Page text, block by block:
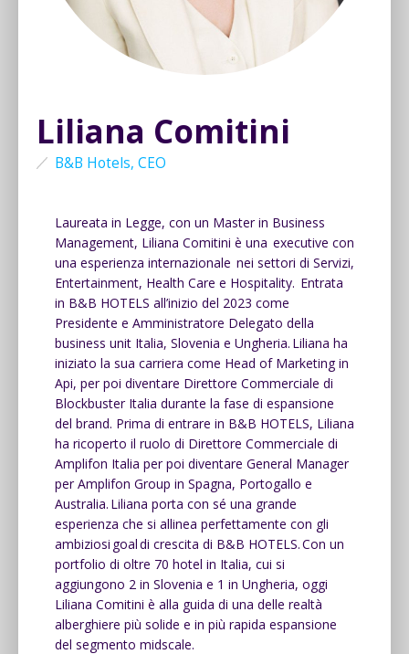
Liliana Comitini
B&B Hotels, CEO
Laureata in Legge, con un Master in Business
Management, Liliana Comitini è una executive con
una esperienza internazionale nei settori di Servizi,
Entertainment, Health Care e Hospitality. Entrata
in B&B HOTELS all’inizio del 2023 come
Presidente e Amministratore Delegato della
business unit Italia, Slovenia e Ungheria. Liliana ha
iniziato la sua carriera come Head of Marketing in
Api, per poi diventare Direttore Commerciale di
Blockbuster Italia durante la fase di espansione
del brand. Prima di entrare in B&B HOTELS, Liliana
ha ricoperto il ruolo di Direttore Commerciale di
Amplifon Italia per poi diventare General Manager
per Amplifon Group in Spagna, Portogallo e
Australia. Liliana porta con sé una grande
esperienza che si allinea perfettamente con gli
ambiziosi goaldi crescita di B&B HOTELS. Con un
portfolio di oltre 70 hotel in Italia, cui si
aggiungono 2 in Slovenia e 1 in Ungheria, oggi
Liliana Comitini è alla guida di una delle realtà
alberghiere più solide e in più rapida espansione
del segmento midscale.